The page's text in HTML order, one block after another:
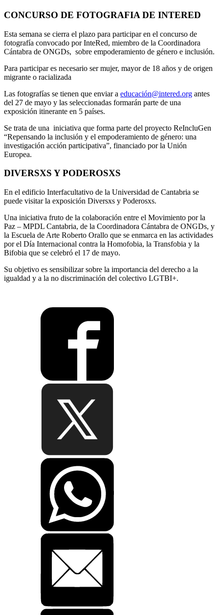
CONCURSO DE FOTOGRAFIA DE INTERED
Esta semana se cierra el plazo para participar en el concurso de
fotografía convocado por InteRed, miembro de la Coordinadora
Cántabra de ONGDs, sobre empoderamiento de género e inclusión.
Para participar es necesario ser mujer, mayor de 18 años y de origen
migrante o racializada
Las fotografías se tienen que enviar a educación@intered.org antes
del 27 de mayo y las seleccionadas formarán parte de una
exposición itinerante en 5 países.
Se trata de una iniciativa que forma parte del proyecto ReIncluGen
“Repensando la inclusión y el empoderamiento de género: una
investigación acción participativa”, financiado por la Unión
Europea.
DIVERSXS Y PODEROSXS
En el edificio Interfacultativo de la Universidad de Cantabria se
puede visitar la exposición Diversxs y Poderosxs.
Una iniciativa fruto de la colaboración entre el Movimiento por la
Paz – MPDL Cantabria, de la Coordinadora Cántabra de ONGDs, y
la Escuela de Arte Roberto Orallo que se enmarca en las actividades
por el Día Internacional contra la Homofobia, la Transfobia y la
Bifobia que se celebró el 17 de mayo.
Su objetivo es sensibilizar sobre la importancia del derecho a la
igualdad y a la no discriminación del colectivo LGTBI+.